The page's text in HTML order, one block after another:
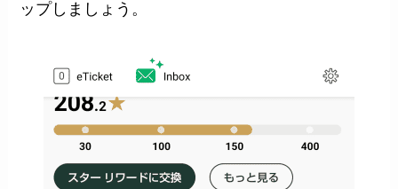
ップしましょう。